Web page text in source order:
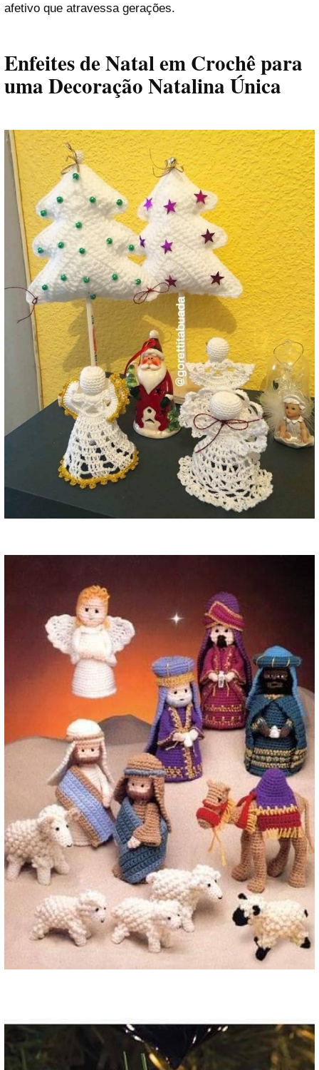
afetivo que atravessa gerações.
Enfeites de Natal em Crochê para
uma Decoração Natalina Única